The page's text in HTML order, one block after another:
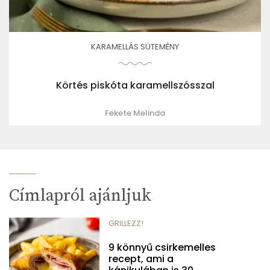
KARAMELLÁS SÜTEMÉNY
Körtés piskóta karamellszósszal
Fekete Melinda
Címlapról ajánljuk
GRILLEZZ!
9 könnyű csirkemelles
recept, ami a